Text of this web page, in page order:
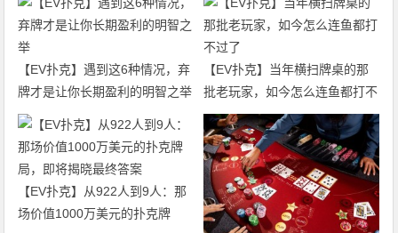
【EV扑克】遇到这6种情况，弃
牌才是让你长期盈利的明智之举
【EV扑克】当年横扫牌桌的那
批老玩家，如今怎么连鱼都打不
过了
【EV扑克】从922人到9人：那
场价值1000万美元的扑克牌